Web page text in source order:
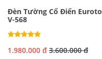
Đèn Tường Cổ Điển Euroto
V-568
1.980.000 đ 3.600.000 đ